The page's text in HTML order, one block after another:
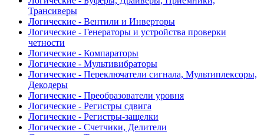
Трансиверы
Логические - Вентили и Инверторы
Логические - Генераторы и устройства проверки
четности
Логические - Компараторы
Логические - Мультивибраторы
Логические - Переключатели сигнала, Мультиплексоры,
Декодеры
Логические - Преобразователи уровня
Логические - Регистры сдвига
Логические - Регистры-защелки
Логические - Счетчики, Делители